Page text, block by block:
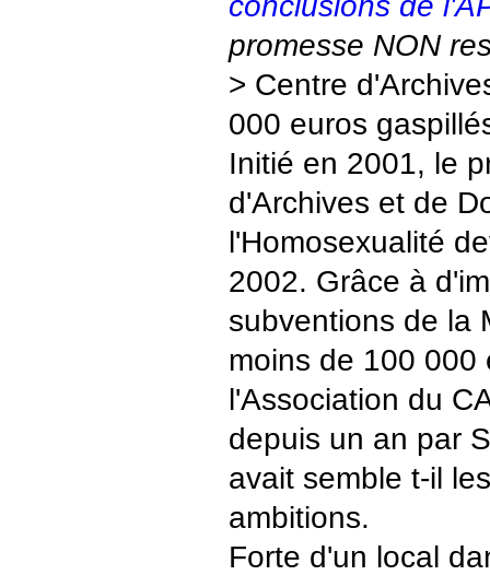
promesse NON
> Centre
000 euros
Initié en 2001, le
d'Archives et de
l'Homosexualité
2002. Grâce à
subventions de la
moins de 100 000
l'Association du
depuis un an par
avait semble t-il
ambitions.
Forte d'un local